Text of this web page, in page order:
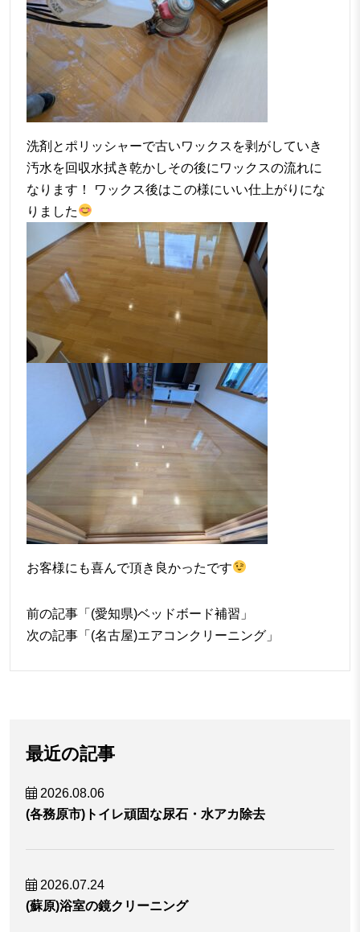
洗剤とポリッシャーで古いワックスを剥がしていき
汚水を回収水拭き乾かしその後にワックスの流れに
なります！ ワックス後はこの様にいい仕上がりにな
りました
お客様にも喜んで頂き良かったです
前の記事「 (愛知県)ベッドボード補習 」
次の記事「 (名古屋)エアコンクリーニング 」
最近の記事
2026.08.06
(各務原市)トイレ頑固な尿石・水アカ除去
2026.07.24
(蘇原)浴室の鏡クリーニング